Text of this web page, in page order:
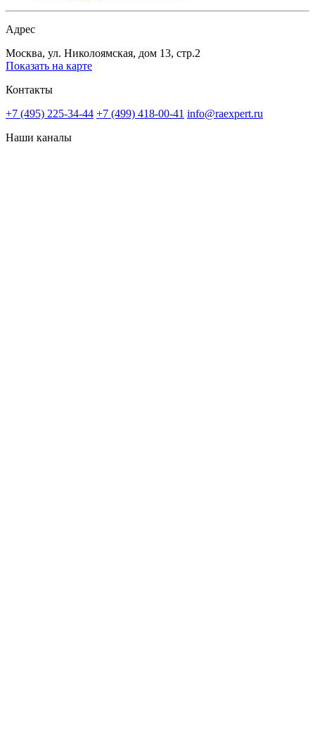
Адрес
Москва, ул. Николоямская, дом 13, стр.2
Показать на карте
Контакты
+7 (495) 225-34-44 +7 (499) 418-00-41 info@raexpert.ru
Наши каналы